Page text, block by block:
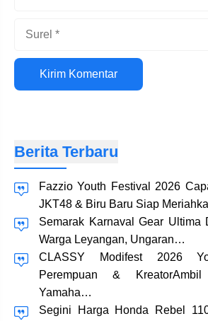
Situs
web
Berita Terbaru
Fazzio Youth Festival 2026
JKT48 & Biru Baru Siap
Semarak Karnaval Gear Ultima
Warga Leyangan, Ungaran…
CLASSY Modifest 2026
Perempuan &
Yamaha…
Segini Harga Honda Rebel